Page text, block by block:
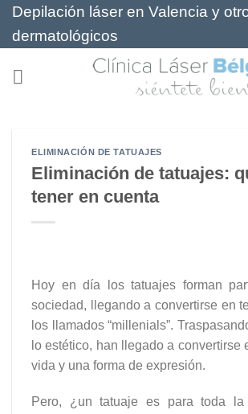
Saltar
contenido
Depilación láser en Valencia y
dermatológicos
ELIMINACIÓN DE TATUAJES
Eliminación de tatuajes:
tener en cuenta
Hoy en día los tatuajes forman
sociedad, llegando a convertirse en
los llamados “millenials”.
lo estético, han llegado a convertirse
vida y una forma de expresión.
Pero, ¿un tatuaje es para toda la